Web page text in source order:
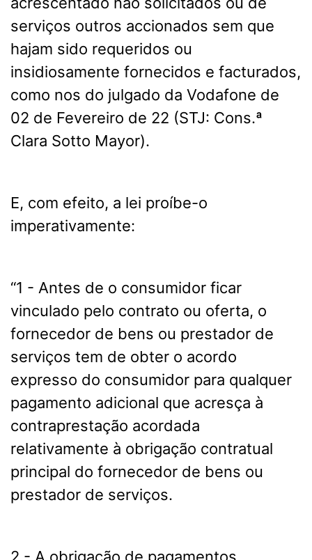
serviços outros accionados sem que
hajam sido requeridos ou
insidiosamente fornecidos e facturados,
como nos do julgado da Vodafone de
02 de Fevereiro de 22 (STJ: Cons.ª
Clara Sotto Mayor).
E, com efeito, a lei proíbe-o
imperativamente:
“1 - Antes de o consumidor ficar
vinculado pelo contrato ou oferta, o
fornecedor de bens ou prestador de
serviços tem de obter o acordo
expresso do consumidor para qualquer
pagamento adicional que acresça à
contraprestação acordada
relativamente à obrigação contratual
principal do fornecedor de bens ou
prestador de serviços.